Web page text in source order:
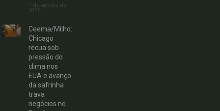
7 de agosto de
2026
Ceema/Milho:
Chicago
recua sob
pressão do
clima nos
EUA e avanço
da safrinha
trava
negócios no